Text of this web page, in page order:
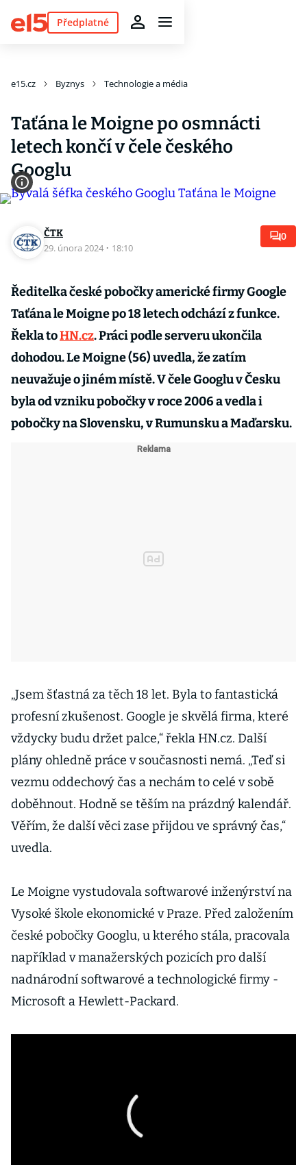
Předplatné
e15.cz Byznys Technologie a média
Taťána le Moigne po osmnácti
letech končí v čele českého
Googlu
ČTK
29. února 2024 · 18:10
0
Ředitelka české pobočky americké firmy Google
Taťána le Moigne po 18 letech odchází z funkce.
Řekla toHN.cz. Práci podle serveru ukončila
dohodou. Le Moigne (56) uvedla, že zatím
neuvažuje o jiném místě. V čele Googlu v Česku
byla od vzniku pobočky v roce 2006 a vedla i
pobočky na Slovensku, v Rumunsku a Maďarsku.
„Jsem šťastná za těch 18 let. Byla to fantastická
profesní zkušenost. Google je skvělá firma, které
vždycky budu držet palce,“ řekla HN.cz. Další
plány ohledně práce v současnosti nemá. „Teď si
vezmu oddechový čas a nechám to celé v sobě
doběhnout. Hodně se těším na prázdný kalendář.
Věřím, že další věci zase přijdou ve správný čas,“
uvedla.
Le Moigne vystudovala softwarové inženýrství na
Vysoké škole ekonomické v Praze. Před založením
české pobočky Googlu, u kterého stála, pracovala
například v manažerských pozicích pro další
nadnárodní softwarové a technologické firmy -
Microsoft a Hewlett-Packard.